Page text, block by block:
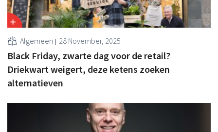
Algemeen 28 November, 2025
Black Friday, zwarte dag voor de retail?
Driekwart weigert, deze ketens zoeken
alternatieven